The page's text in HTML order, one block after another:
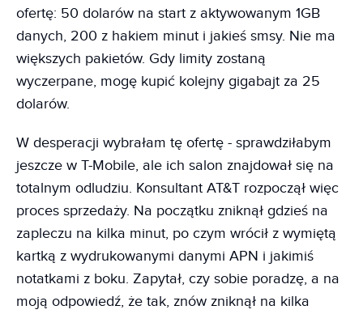
ofertę: 50 dolarów na start z aktywowanym 1GB
danych, 200 z hakiem minut i jakieś smsy. Nie ma
większych pakietów. Gdy limity zostaną
wyczerpane, mogę kupić kolejny gigabajt za 25
dolarów.
W desperacji wybrałam tę ofertę - sprawdziłabym
jeszcze w T-Mobile, ale ich salon znajdował się na
totalnym odludziu. Konsultant AT&T rozpoczął więc
proces sprzedaży. Na początku zniknął gdzieś na
zapleczu na kilka minut, po czym wrócił z wymiętą
kartką z wydrukowanymi danymi APN i jakimiś
notatkami z boku. Zapytał, czy sobie poradzę, a na
moją odpowiedź, że tak, znów zniknął na kilka